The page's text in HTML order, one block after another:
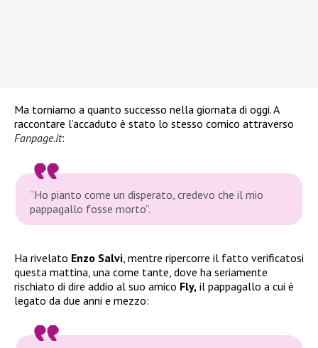
Ma torniamo a quanto successo nella giornata di oggi. A
raccontare l’accaduto è stato lo stesso comico attraverso
Fanpage.it:
“Ho pianto come un disperato, credevo che il mio
pappagallo fosse morto”.
Ha rivelato Enzo Salvi , mentre ripercorre il fatto verificatosi
questa mattina, una come tante, dove ha seriamente
rischiato di dire addio al suo amico Fly, il pappagallo a cui è
legato da due anni e mezzo: